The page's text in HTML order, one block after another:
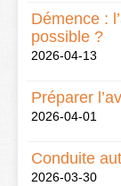
Démence :
possible ?
2026-04-13
Préparer
2026-04-01
Conduite
2026-03-30